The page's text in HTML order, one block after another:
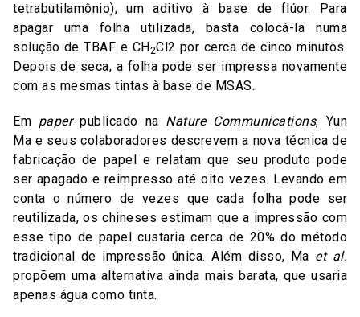
tetrabutilamônio), um aditivo à base de flúor. Para
apagar uma folha utilizada, basta colocá-la numa
solução de TBAF e CH2Cl2 por cerca de cinco minutos.
Depois de seca, a folha pode ser impressa novamente
com as mesmas tintas à base de MSAS.
Em paperpublicado na Nature Communications, Yun
Ma e seus colaboradores descrevem a nova técnica de
fabricação de papel e relatam que seu produto pode
ser apagado e reimpresso até oito vezes. Levando em
conta o número de vezes que cada folha pode ser
reutilizada, os chineses estimam que a impressão com
esse tipo de papel custaria cerca de 20% do método
tradicional de impressão única. Além disso, Ma et al.
propõem uma alternativa ainda mais barata, que usaria
apenas água como tinta.